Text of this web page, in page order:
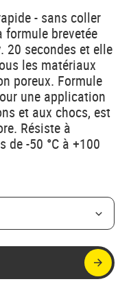
- sans coller
brevetée
20 secondes et elle
les matériaux
poreux. Formule
une application
et aux chocs, est
Résiste à
de -50 °C à +100